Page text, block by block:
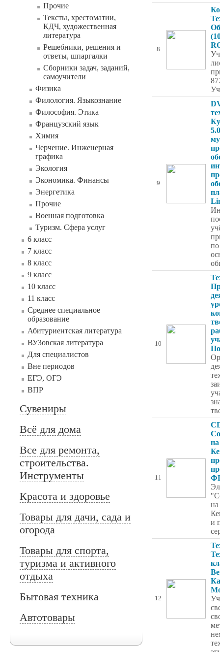
Прочие
Тексты, хрестоматии,
КДЧ, художественная
литература
Решебники, решения и
ответы, шпаргалки
Сборники задач, заданий,
самоучители
Физика
Филология. Языкознание
Философия. Этика
Французский язык
Химия
Черчение. Инженерная
графика
Экология
Экономика. Финансы
Энергетика
Прочие
Военная подготовка
Туризм. Сфера услуг
6 класс
7 класс
8 класс
9 класс
10 класс
11 класс
Среднее специальное
образование
Абитуриентская литература
ВУЗовская литература
Для специалистов
Вне периодов
ЕГЭ, ОГЭ
ВПР
Сувениры
Всё для дома
Все для ремонта,
строительства.
Инструменты
Красота и здоровье
Товары для дачи, сада и
огорода
Товары для спорта,
туризма и активного
отдыха
Бытовая техника
Автотовары
8
9
по
10
11
на
и
12